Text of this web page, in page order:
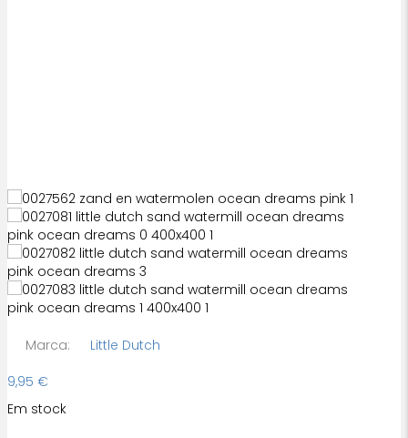
Marca:
Little Dutch
9,95 €
Em stock